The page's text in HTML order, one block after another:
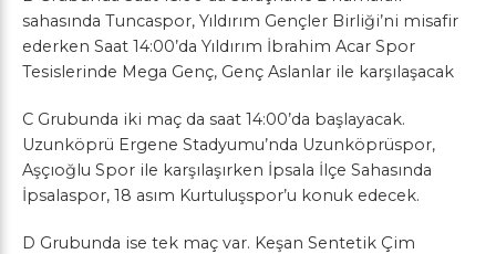
sahasında Tuncaspor, Yıldırım Gençler Birliği’ni misafir
ederken Saat 14:00’da Yıldırım İbrahim Acar Spor
Tesislerinde Mega Genç, Genç Aslanlar ile karşılaşacak
C Grubunda iki maç da saat 14:00’da başlayacak.
Uzunköprü Ergene Stadyumu’nda Uzunköprüspor,
Aşçıoğlu Spor ile karşılaşırken İpsala İlçe Sahasında
İpsalaspor, 18 asım Kurtuluşspor’u konuk edecek.
D Grubunda ise tek maç var. Keşan Sentetik Çim